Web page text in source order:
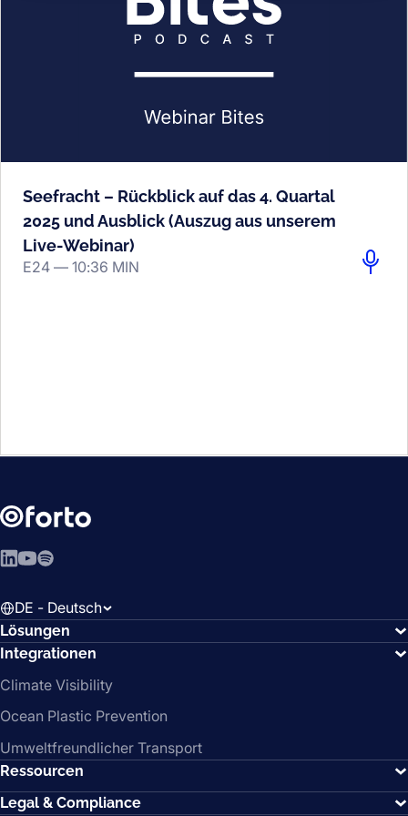
Seefracht – Rückblick auf das 4. Quartal
2025 und Ausblick (Auszug aus unserem
Live-Webinar)
E24 — 10:36 MIN
LinkedIn
YouTube
Spotify
DE - Deutsch
Lösungen
Integrationen
Climate Visibility
Ocean Plastic Prevention
Umweltfreundlicher Transport
Ressourcen
Legal & Compliance